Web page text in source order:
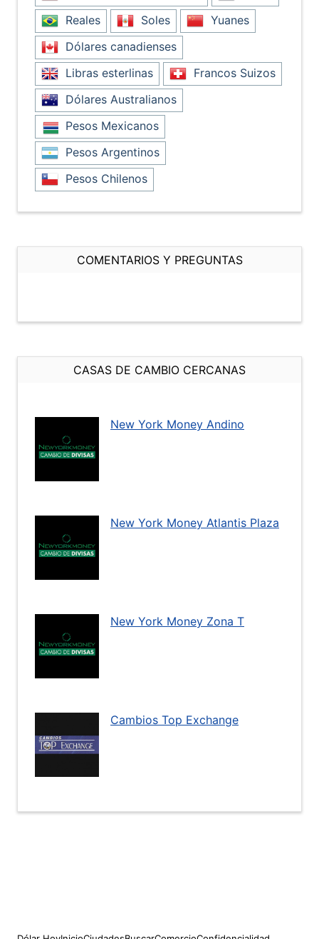
Reales
Soles
Yuanes
Dólares canadienses
Libras esterlinas
Francos Suizos
Dólares Australianos
Pesos Mexicanos
Pesos Argentinos
Pesos Chilenos
COMENTARIOS Y PREGUNTAS
CASAS DE CAMBIO CERCANAS
New York Money Andino
New York Money Atlantis Plaza
New York Money Zona T
Cambios Top Exchange